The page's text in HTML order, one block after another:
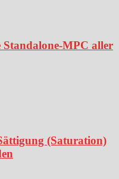
Standalone-MPC aller
(Saturation)